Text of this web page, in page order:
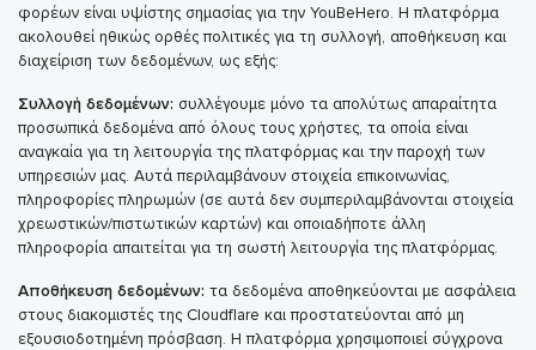
φορέων είναι υψίστης σημασίας για την YouBeHero. Η πλατφόρμα
ακολουθεί ηθικώς ορθές πολιτικές για τη συλλογή, αποθήκευση και
διαχείριση των δεδομένων, ως εξής:
Συλλογή δεδομένων: συλλέγουμε μόνο τα απολύτως απαραίτητα
προσωπικά δεδομένα από όλους τους χρήστες, τα οποία είναι
αναγκαία για τη λειτουργία της πλατφόρμας και την παροχή των
υπηρεσιών μας. Αυτά περιλαμβάνουν στοιχεία επικοινωνίας,
πληροφορίες πληρωμών (σε αυτά δεν συμπεριλαμβάνονται στοιχεία
χρεωστικών/πιστωτικών καρτών) και οποιαδήποτε άλλη
πληροφορία απαιτείται για τη σωστή λειτουργία της πλατφόρμας.
Αποθήκευση δεδομένων: τα δεδομένα αποθηκεύονται με ασφάλεια
στους διακομιστές της Cloudflare και προστατεύονται από μη
εξουσιοδοτημένη πρόσβαση. Η πλατφόρμα χρησιμοποιεί σύγχρονα